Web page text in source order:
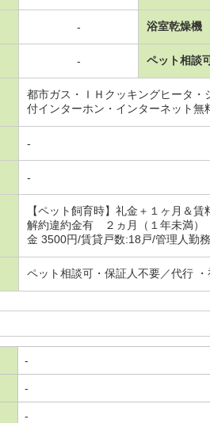
- 浴室乾燥機
- ペット相談
都市ガス・ＩＨクッキングヒータ
付インターホン・インターネット無
-
-
【ペット飼育時】礼金＋１ヶ月
解約違約金有 ２ヵ月（１年未満）
金 3500円/賃貸戸数:18戸/管理人勤
ペット相談可・保証人不要／代行
-
-
-